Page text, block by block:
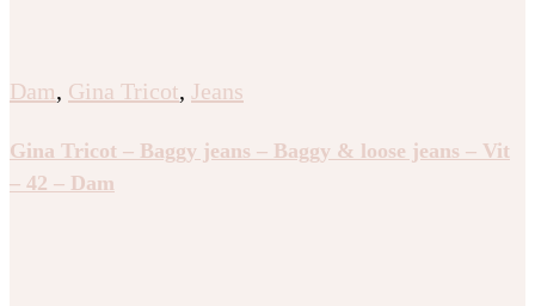
Dam, Gina Tricot, Jeans
Gina Tricot – Baggy jeans – Baggy & loose jeans – Vit
– 42 – Dam